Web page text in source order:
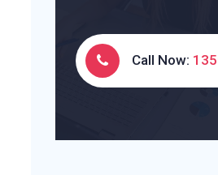
Call Now: